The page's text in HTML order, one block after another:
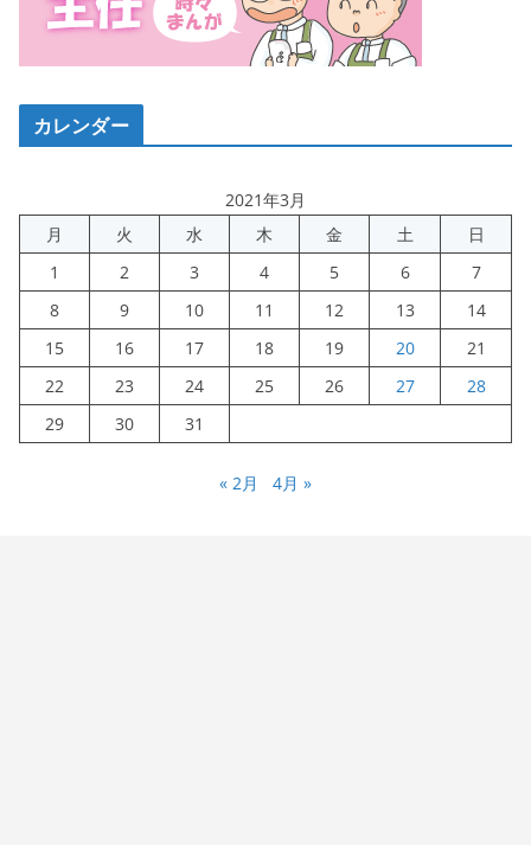
カレンダー
2021年3月
月
火 水 木 金 土
日
1
2 3 4 5 6
7
8
9 10 11 12 13
14
15
16 17 18 19 20
21
22
23 24 25 26 27
28
29
30 31
« 2月 4月 »